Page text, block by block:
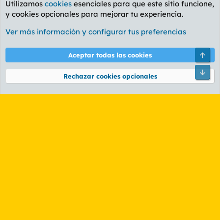
Foro General
Cookies
PL OLDSTYLE AMARILLO
Términos y reglas Política de privacidad Ayuda
Community platform by XenForo® © 2010-2026 XenForo Ltd.
Utilizamos cookies esenciales para que este sitio funcione,
y cookies opcionales para mejorar tu experiencia.
Ver más información y configurar tus preferencias
Aceptar todas las cookies
Rechazar cookies opcionales
Pie